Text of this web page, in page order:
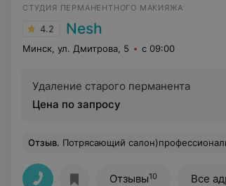
СТУДИЯ ПЕРМАНЕНТНОГО МАКИЯЖА
4.2 Nesh
Минск, ул. Дмитрова, 5 с 09:00
Удаление старого перманента
Цена по запросу
Отзыв. Потрясающий
Отзывы10 Все